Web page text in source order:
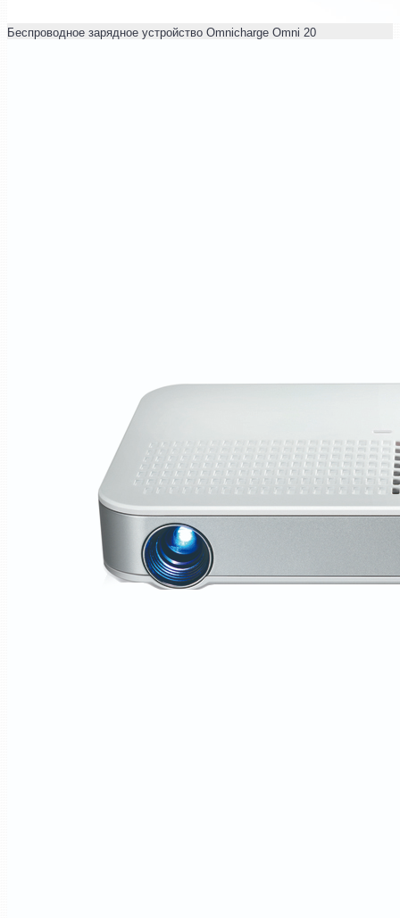
Беспроводное зарядное устройство Omnicharge Omni 20